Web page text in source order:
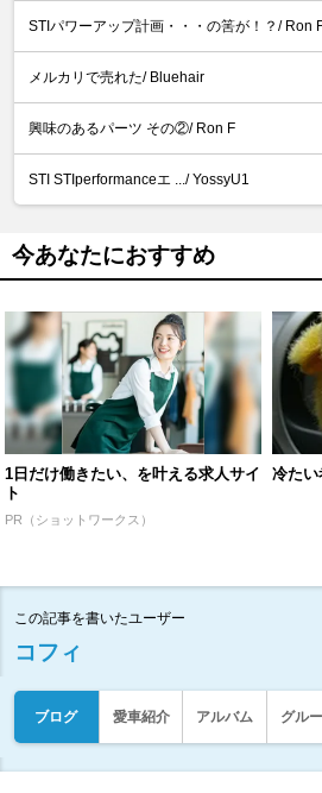
STIパワーアップ計画・・・の筈が！？/ Ron
メルカリで売れた/ Bluehair
興味のあるパーツ その②/ Ron F
STI STIperformanceエ .../ YossyU1
今あなたにおすすめ
1日だけ働きたい、を叶える求人サイ
ト
PR（ショットワークス）
冷たい
この記事を書いたユーザー
コフィ
ブログ 愛車紹介 アルバム グル